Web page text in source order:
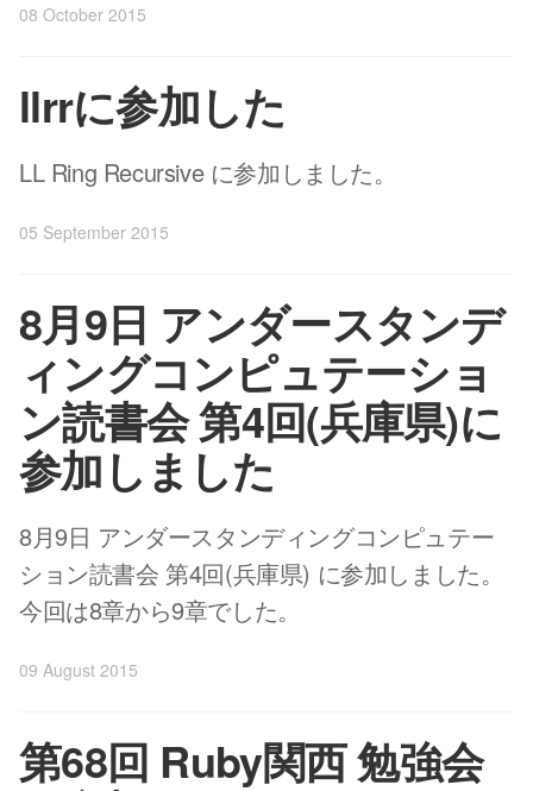
08 October 2015
llrrに参加した
LL Ring Recursive に参加しました。
05 September 2015
8月9日 アンダースタンデ
ィングコンピュテーショ
ン読書会 第4回(兵庫県)に
参加しました
8月9日 アンダースタンディングコンピュテー
ション読書会 第4回(兵庫県) に参加しました。
今回は8章から9章でした。
09 August 2015
第68回 Ruby関西 勉強会